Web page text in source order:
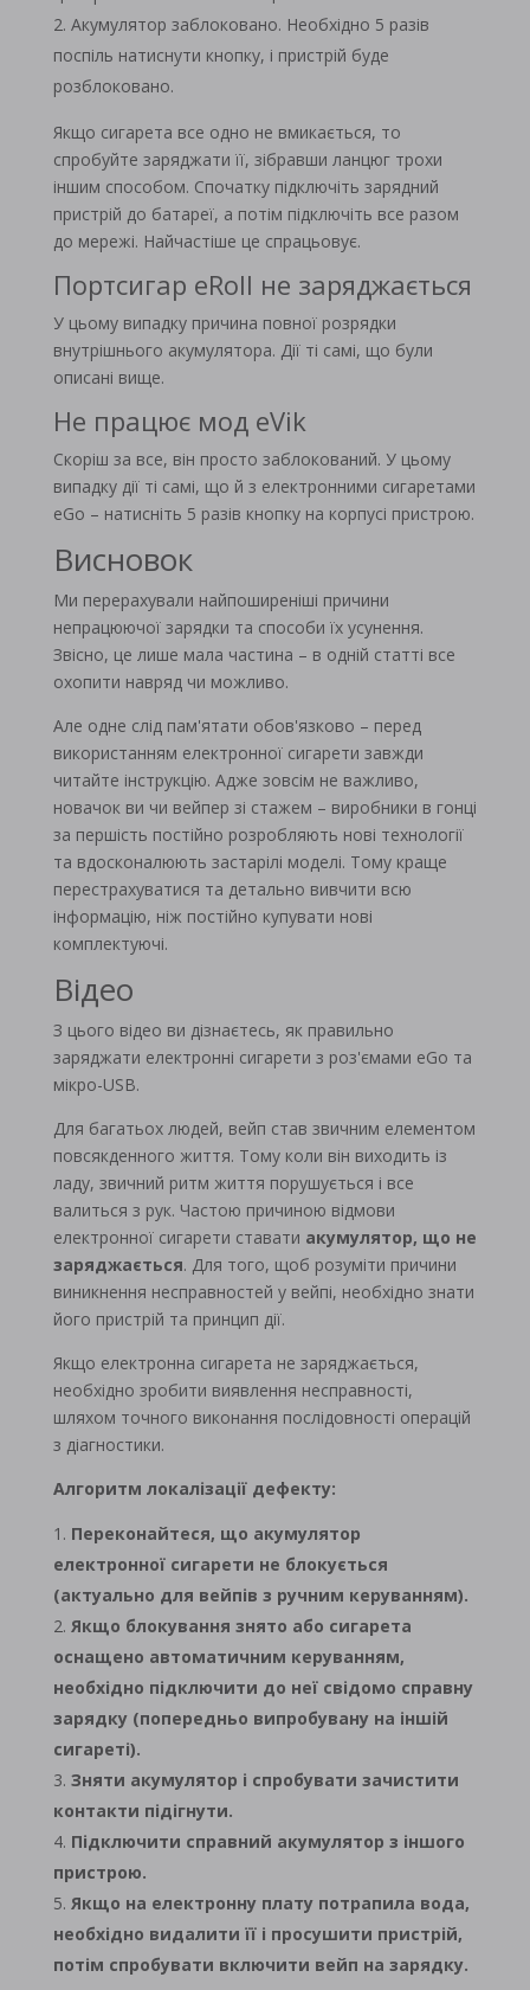
Акумулятор заблоковано. Необхідно 5 разів
поспіль натиснути кнопку, і пристрій буде
розблоковано.
Якщо сигарета все одно не вмикається, то
спробуйте заряджати її, зібравши ланцюг трохи
іншим способом. Спочатку підключіть зарядний
пристрій до батареї, а потім підключіть все разом
до мережі. Найчастіше це спрацьовує.
Портсигар eRoll не заряджається
У цьому випадку причина повної розрядки
внутрішнього акумулятора. Дії ті самі, що були
описані вище.
Не працює мод eVik
Скоріш за все, він просто заблокований. У цьому
випадку дії ті самі, що й з електронними сигаретами
eGo – натисніть 5 разів кнопку на корпусі пристрою.
Висновок
Ми перерахували найпоширеніші причини
непрацюючої зарядки та способи їх усунення.
Звісно, ​​це лише мала частина – в одній статті все
охопити навряд чи можливо.
Але одне слід пам'ятати обов'язково – перед
використанням електронної сигарети завжди
читайте інструкцію. Адже зовсім не важливо,
новачок ви чи вейпер зі стажем – виробники в гонці
за першість постійно розробляють нові технології
та вдосконалюють застарілі моделі. Тому краще
перестрахуватися та детально вивчити всю
інформацію, ніж постійно купувати нові
комплектуючі.
Відео
З цього відео ви дізнаєтесь, як правильно
заряджати електронні сигарети з роз'ємами eGo та
мікро-USB.
Для багатьох людей, вейп став звичним елементом
повсякденного життя. Тому коли він виходить із
ладу, звичний ритм життя порушується і все
валиться з рук. Частою причиною відмови
електронної сигарети ставати акумулятор, що не
заряджається. Для того, щоб розуміти причини
виникнення несправностей у вейпі, необхідно знати
його пристрій та принцип дії.
Якщо електронна сигарета не заряджається,
необхідно зробити виявлення несправності,
шляхом точного виконання послідовності операцій
з діагностики.
Алгоритм локалізації дефекту:
Переконайтеся, що акумулятор
електронної сигарети не блокується
(актуально для вейпів з ручним керуванням).
Якщо блокування знято або сигарета
оснащено автоматичним керуванням,
необхідно підключити до неї свідомо справну
зарядку (попередньо випробувану на іншій
сигареті).
Зняти акумулятор і спробувати зачистити
контакти підігнути.
Підключити справний акумулятор з іншого
пристрою.
Якщо на електронну плату потрапила вода,
необхідно видалити її і просушити пристрій,
потім спробувати включити вейп на зарядку.